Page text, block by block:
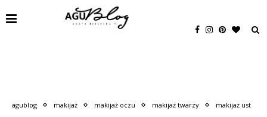
agublog makijaż makijaż oczu makijaż twarzy makijaż ust